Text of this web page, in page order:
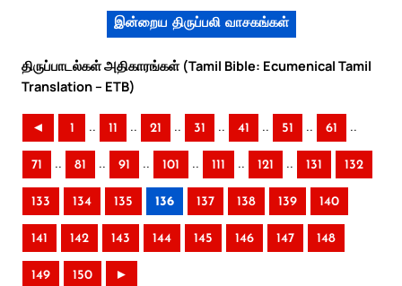
இன்றைய திருப்பலி வாசகங்கள்
திருப்பாடல்கள் அதிகாரங்கள் (Tamil Bible: Ecumenical Tamil
Translation – ETB)
◄ 1 .. 11 .. 21 .. 31 .. 41 .. 51 .. 61 ..
71 .. 81 .. 91 .. 101 .. 111 .. 121 .. 131 132
133 134 135 136 137 138 139 140
141 142 143 144 145 146 147 148
149 150 ►